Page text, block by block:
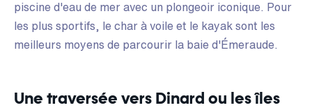
piscine d'eau de mer avec un plongeoir iconique. Pour
les plus sportifs, le char à voile et le kayak sont les
meilleurs moyens de parcourir la baie d'Émeraude.
Une traversée vers Dinard ou les îles